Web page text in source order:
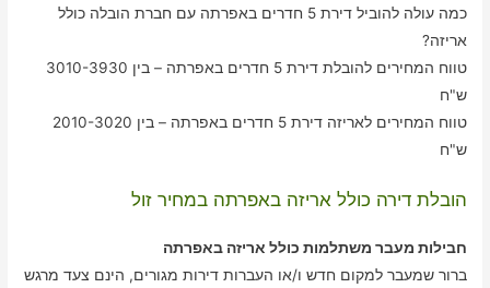
כמה עולה להוביל דירת 5 חדרים באפרתה עם חברת הובלה כולל
אריזה?
טווח המחירים להובלת דירת 5 חדרים באפרתה – בין 3010-3930
ש"ח
טווח המחירים לאריזה דירת 5 חדרים באפרתה – בין 2010-3020
ש"ח
הובלת דירה כולל אריזה באפרתה במחיר זול
חבילות מעבר משתלמות כולל אריזה באפרתה
ברור שמעבר למקום חדש ו/או העברות דירות מגורים, הינם צעד מרגש